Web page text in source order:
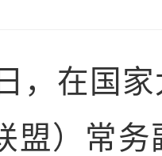
在国家
盟）常